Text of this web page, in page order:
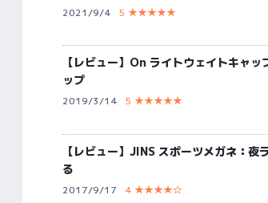
2021/9/4 5 ★★★★★
【レビュー】On ライトウェイトキャ
ップ
2019/3/14 5 ★★★★★
【レビュー】JINS スポーツメガネ：夜
る
2017/9/17 4 ★★★★☆